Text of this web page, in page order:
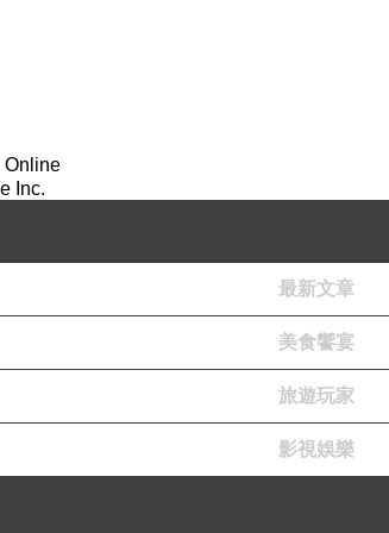
Online
Inc.
最新文章
美食饗宴
旅遊玩家
影視娛樂